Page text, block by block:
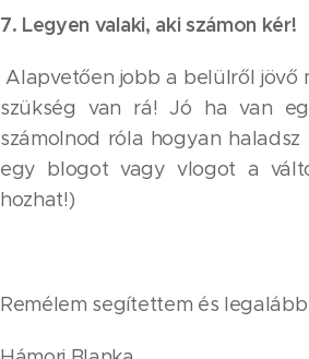
7. Legyen valaki, aki számon kér!
Alapvetően jobb a belülről jövő
szükség van rá! Jó ha van
számolnod róla hogyan
egy blogot vagy vlogot a
hozhat!)
Remélem segítettem és